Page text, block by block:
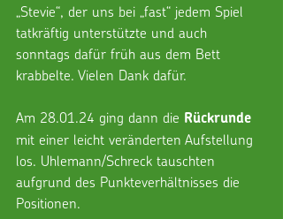
„Stevie“, der uns bei „fast“ jedem Spiel
tatkräftig unterstützte und auch
sonntags dafür früh aus dem Bett
krabbelte. Vielen Dank dafür.
Am 28.01.24 ging dann die Rückrunde
mit einer leicht veränderten Aufstellung
los. Uhlemann/Schreck tauschten
aufgrund des Punkteverhältnisses die
Positionen.